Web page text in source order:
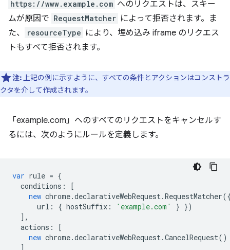
https://www.example.com へのリクエストは、スキー
ムが原因で RequestMatcher によって拒否されます。ま
た、
resourceType により、埋め込み iframe のリクエス
トもすべて拒否されます。
注:上記の例に示すように、すべての条件とアクションはコンストラ
クタを介して作成されます。
「example.com」へのすべてのリクエストをキャンセルす
るには、次のようにルールを定義します。
var rule = {
conditions :
[
new chrome.declarativeWebRequest.RequestMatcher
url : { hostSuffix : 'example.com' } })
],
actions :
[
new chrome.declarativeWebRequest.CancelRequest()
]